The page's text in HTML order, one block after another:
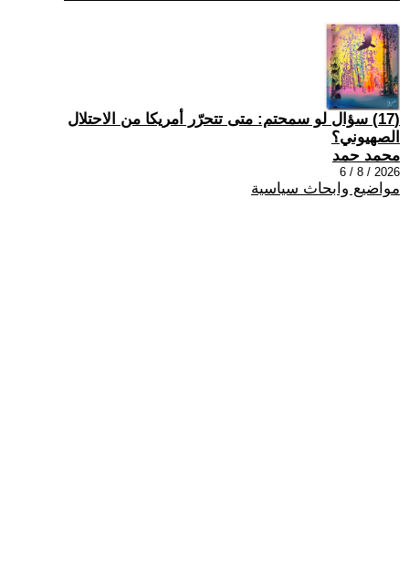
(17) سؤال لو سمحتم: متى تتحرّر أمريكا من الاحتلال
الصهيوني؟
محمد حمد
2026 / 8 / 6
مواضيع وابحاث سياسية